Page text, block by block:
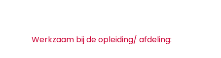
Werkzaam bij de opleiding/ afdeling: